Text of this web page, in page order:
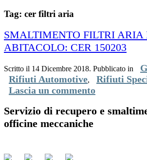
Tag: cer filtri aria
SMALTIMENTO FILTRI ARIA
ABITACOLO: CER 150203
Scritto il 14 Dicembre 2018. Pubblicato in
Rifiuti Automotive, Rifiuti
Lascia un commento
Servizio di recupero e
officine meccaniche